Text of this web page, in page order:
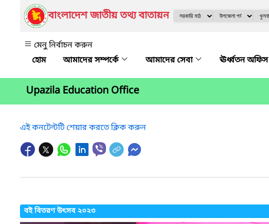
বাংলাদেশ জাতীয় তথ্য বাতায়ন
মেনু নির্বাচন করুন
আমাদের সম্পর্কে
আমাদের সেবা ঊর্ধ্বতন অফিস
Upazila Education Office
এই কনটেন্টটি শেয়ার করতে ক্লিক করুন
বই বিতরণ উৎসব ২০২৩